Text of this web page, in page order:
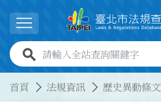
展開選單
全站查詢關鍵字欄位
首頁 法規資訊 歷史異動條文